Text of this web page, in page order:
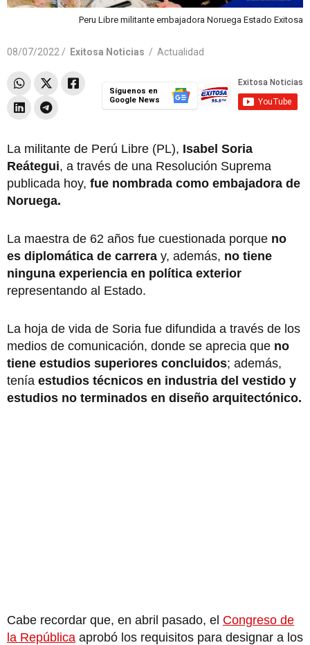
Peru Libre militante embajadora Noruega Estado Exitosa
08/07/2022 / Exitosa Noticias / Actualidad
Síguenos en
Google News
La militante de Perú Libre (PL), Isabel Soria
Reátegui, a través de una Resolución Suprema
publicada hoy, fue nombrada como embajadora de
Noruega.
La maestra de 62 años fue cuestionada porque no
es diplomática de carrera y, además, no tiene
ninguna experiencia en política exterior
representando al Estado.
La hoja de vida de Soria fue difundida a través de los
medios de comunicación, donde se aprecia que no
tiene estudios superiores concluidos; además,
tenía estudios técnicos en industria del vestido y
estudios no terminados en diseño arquitectónico.
Cabe recordar que, en abril pasado, el Congreso de
la República aprobó los requisitos para designar a los